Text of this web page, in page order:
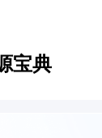
宝典